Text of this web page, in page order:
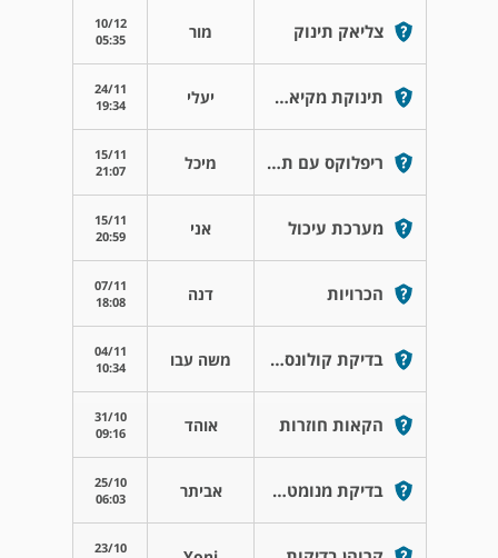
צליאק תינוק מור
10/12
05:35
תינוקת מקיאה הרבה יעלי
24/11
19:34
ריפלוקס עם תסמיני אסטמה מיכל
15/11
21:07
מערכת עיכול אני
15/11
20:59
הכרויות דנה
07/11
18:08
בדיקת קולונסקופיה משה עבו
04/11
10:34
הקאות חוזרות אוהד
31/10
09:16
בדיקת מנומטריה וושתית אביתר
25/10
06:03
23/10